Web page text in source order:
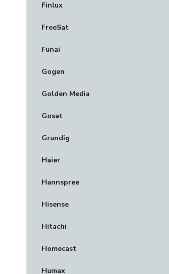
Finlux
FreeSat
Funai
Gogen
Golden Media
Gosat
Grundig
Haier
Hannspree
Hisense
Hitachi
Homecast
Humax